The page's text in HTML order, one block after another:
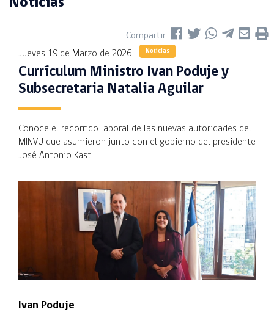
Compartir
Jueves 19 de Marzo de 2026
Noticias
Currículum Ministro Ivan Poduje y
Subsecretaria Natalia Aguilar
Conoce el recorrido laboral de las nuevas autoridades del
MINVU que asumieron junto con el gobierno del presidente
José Antonio Kast
Ivan Poduje